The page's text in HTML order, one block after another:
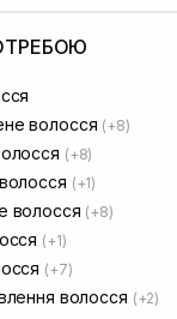
волосся (+8)
(+8)
(+1)
волосся (+8)
(+1)
(+7)
волосся (+2)